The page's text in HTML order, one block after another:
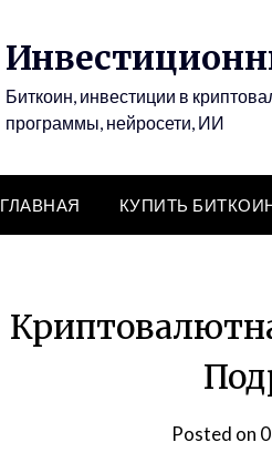
Биткоин, инвестиции в
программы, нейросети, ИИ
ГЛАВНАЯ КУПИТЬ
Posted on